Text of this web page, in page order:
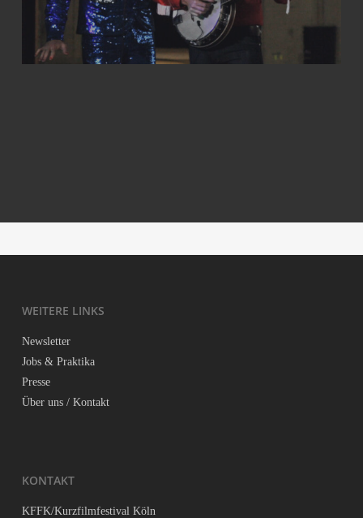
WEI­TE­RE LINKS
News­let­ter
Jobs & Praktika
Pres­se
Über uns / Kontakt
KON­TAKT
KFFK/Kurzfilmfestival Köln